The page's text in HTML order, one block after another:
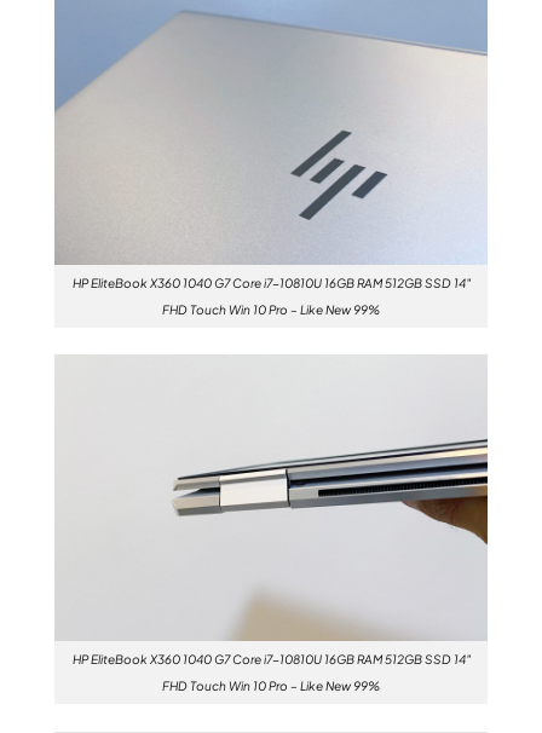
HP EliteBook X360 1040 G7 Core i7-10810U 16GB RAM 512GB SSD 14″
FHD Touch Win 10 Pro – Like New 99%
HP EliteBook X360 1040 G7 Core i7-10810U 16GB RAM 512GB SSD 14″
FHD Touch Win 10 Pro – Like New 99%